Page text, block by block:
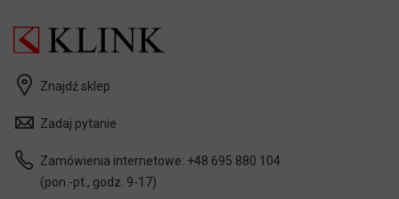
Znajdź sklep
Zadaj pytanie
Zamówienia internetowe: +48 695 880 104
(pon.-pt., godz. 9-17)